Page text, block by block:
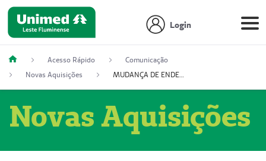
Login
Acesso Rápido
Comunicação
Novas Aquisições
MUDANÇA DE ENDEREÇO - DIAGITAB SERVIÇOS MÉDICOS LTDA (54003267-5)
Novas Aquisições